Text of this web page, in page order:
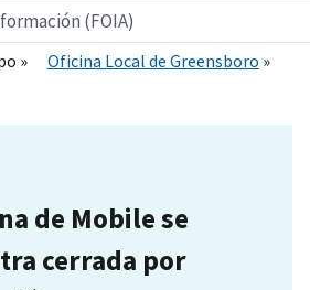
(FOIA)
Oficina Local de Greensboro
de Mobile se
cerrada por